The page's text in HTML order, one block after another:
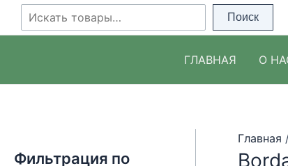
Перейти
Поиск Поиск
ГЛАВНАЯ О
Фильтрация по
Главная